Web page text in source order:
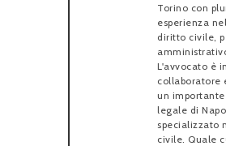
Torino con
esperienza
diritto civile,
L'avvocato è
collaboratore
un
legale di
specializzato
civile. Quale